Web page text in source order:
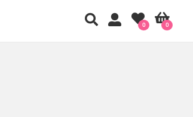
0
0